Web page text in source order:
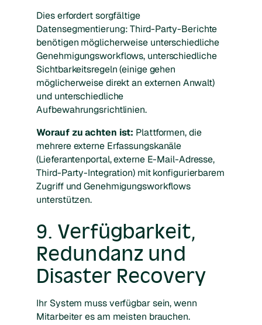
Dies erfordert sorgfältige
Datensegmentierung: Third-Party-Berichte
benötigen möglicherweise unterschiedliche
Genehmigungsworkflows, unterschiedliche
Sichtbarkeitsregeln (einige gehen
möglicherweise direkt an externen Anwalt)
und unterschiedliche
Aufbewahrungsrichtlinien.
Worauf zu achten ist: Plattformen, die
mehrere externe Erfassungskanäle
(Lieferantenportal, externe E-Mail-Adresse,
Third-Party-Integration) mit konfigurierbarem
Zugriff und Genehmigungsworkflows
unterstützen.
9. Verfügbarkeit,
Redundanz und
Disaster Recovery
Ihr System muss verfügbar sein, wenn
Mitarbeiter es am meisten brauchen.